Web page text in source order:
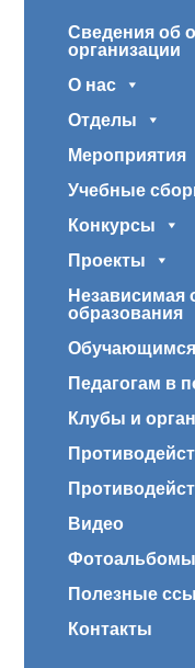
Сведения об
организации
О нас
Отделы
Мероприятия
Учебные
Конкурсы
Проекты
Независимая
образования
Педагогам в
Клубы и
Видео
Фотоальбомы
Полезные
Контакты